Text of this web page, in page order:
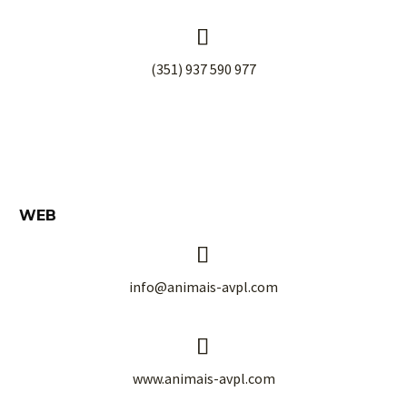


(351) 937 590 977
WEB


info@animais-avpl.com


www.animais-avpl.com